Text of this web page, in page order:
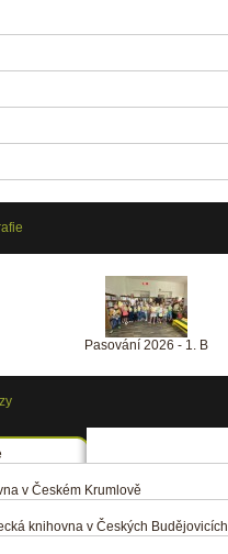
Pasování 2026 - 1. B
v Českém Krumlově
knihovna v Českých Budějovicích